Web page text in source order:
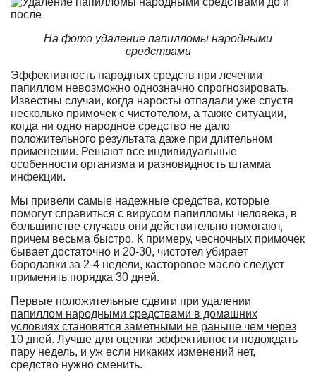
На фото удаление папилломы народными
средствами
Эффективность народных средств при лечении
папиллом невозможно однозначно спрогнозировать.
Известны случаи, когда наросты отпадали уже спустя
несколько примочек с чистотелом, а также ситуации,
когда ни одно народное средство не дало
положительного результата даже при длительном
применении. Решают все индивидуальные
особенности организма и разновидность штамма
инфекции.
Мы привели самые надежные средства, которые
помогут справиться с вирусом папилломы человека, в
большинстве случаев они действительно помогают,
причем весьма быстро. К примеру, чесночных примочек
бывает достаточно и 20-30, чистотел убирает
бородавки за 2-4 недели, касторовое масло следует
применять порядка 30 дней.
Первые положительные сдвиги при удалении
папиллом народными средствами в домашних
условиях становятся заметными не раньше чем через
10 дней. Лучше для оценки эффективности подождать
пару недель, и уж если никаких изменений нет,
средство нужно сменить.